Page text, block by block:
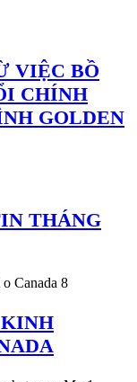
VIỆC BỒ
CHÍNH
GOLDEN
THÁNG
KINH